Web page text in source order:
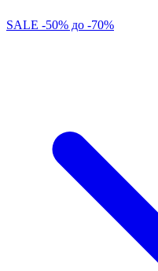
SALE -50% до -70%